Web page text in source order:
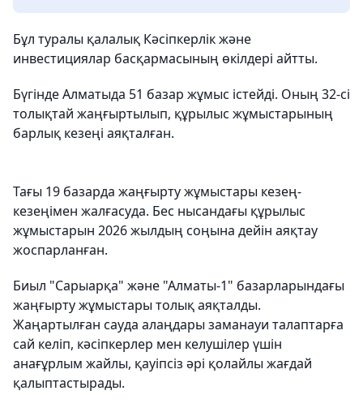
Бұл туралы қалалық Кәсіпкерлік және
инвестициялар басқармасының өкілдері айтты.
Бүгінде Алматыда 51 базар жұмыс істейді. Оның 32-сі
толықтай жаңғыртылып, құрылыс жұмыстарының
барлық кезеңі аяқталған.
Тағы 19 базарда жаңғырту жұмыстары кезең-
кезеңімен жалғасуда. Бес нысандағы құрылыс
жұмыстарын 2026 жылдың соңына дейін аяқтау
жоспарланған.
Биыл "Сарыарқа" және "Алматы-1" базарларындағы
жаңғырту жұмыстары толық аяқталды.
Жаңартылған сауда алаңдары заманауи талаптарға
сай келіп, кәсіпкерлер мен келушілер үшін
анағұрлым жайлы, қауіпсіз әрі қолайлы жағдай
қалыптастырады.